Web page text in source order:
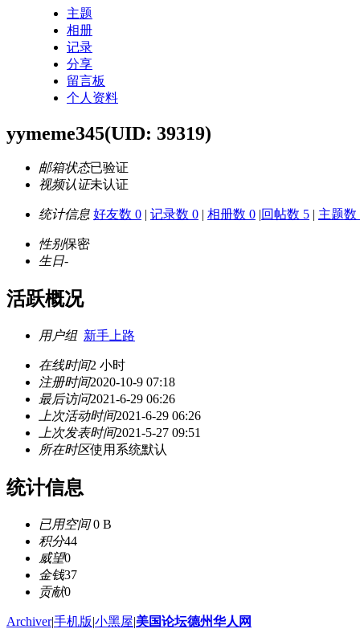
主题
相册
记录
分享
留言板
个人资料
yymeme345(UID: 39319)
邮箱状态已验证
视频认证未认证
统计信息 好友数 0 | 记录数 0 | 相册数 0 |回帖数 5 | 主题数
性别保密
生日-
活跃概况
用户组 新手上路
在线时间2 小时
注册时间2020-10-9 07:18
最后访问2021-6-29 06:26
上次活动时间2021-6-29 06:26
上次发表时间2021-5-27 09:51
所在时区使用系统默认
统计信息
已用空间0 B
积分44
威望0
金钱37
贡献0
Archiver|手机版|小黑屋|美国论坛德州华人网